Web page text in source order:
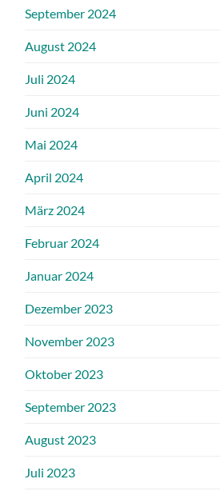
September 2024
August 2024
Juli 2024
Juni 2024
Mai 2024
April 2024
März 2024
Februar 2024
Januar 2024
Dezember 2023
November 2023
Oktober 2023
September 2023
August 2023
Juli 2023